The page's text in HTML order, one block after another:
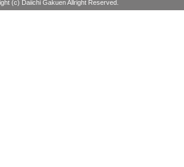
(c) Daiichi Gakuen Allright Reserved.